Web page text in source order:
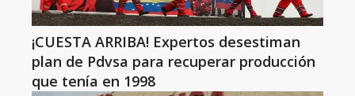
¡CUESTA ARRIBA! Expertos desestiman
plan de Pdvsa para recuperar producción
que tenía en 1998